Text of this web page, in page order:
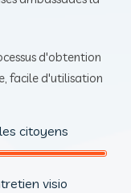
d'obtention
facile d'utilisation
citoyens
visio